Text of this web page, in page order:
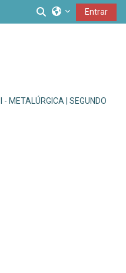
ConmutarEntrar
METALÚRGICA | SEGUNDO